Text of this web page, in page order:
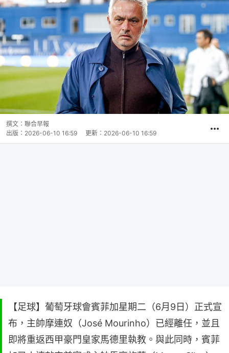
撰文： 聯合早報
出版： 2026-06-10 16:59 更新： 2026-06-10 16:59
【足球】葡萄牙球會賓菲加星期二（6月9日）正式宣
布，主帥摩連奴（José Mourinho）已經離任，並且
即將重返西甲豪門皇家馬德里執教。與此同時，賓菲